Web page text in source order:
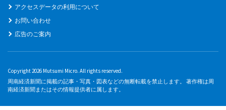
アクセスデータの利用について
お問い合わせ
広告のご案内
Copyright 2026 Mutsumi Micro. All rights reserved.
周南経済新聞に掲載の記事・写真・図表などの無断転載を禁止します。 著作権は周
南経済新聞またはその情報提供者に属します。